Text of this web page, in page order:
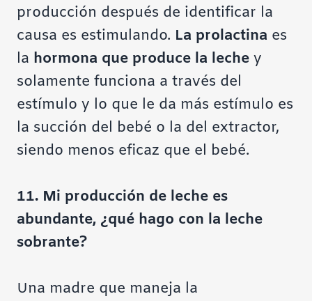
producción después de identificar la
causa es estimulando. La prolactina es
la hormona que produce la leche y
solamente funciona a través del
estímulo y lo que le da más estímulo es
la succión del bebé o la del extractor,
siendo menos eficaz que el bebé.
11. Mi producción de leche es
abundante, ¿qué hago con la leche
sobrante?
Una madre que maneja la